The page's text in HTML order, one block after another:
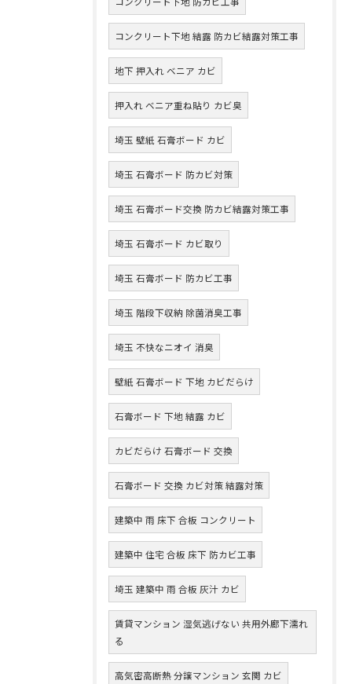
コンクリート下地 結露 防カビ結露対策工事
地下 押入れ ベニア カビ
押入れ ベニア重ね貼り カビ臭
埼玉 壁紙 石膏ボード カビ
埼玉 石膏ボード 防カビ対策
埼玉 石膏ボード交換 防カビ結露対策工事
埼玉 石膏ボード カビ取り
埼玉 石膏ボード 防カビ工事
埼玉 階段下収納 除菌消臭工事
埼玉 不快なニオイ 消臭
壁紙 石膏ボード 下地 カビだらけ
石膏ボード 下地 結露 カビ
カビだらけ 石膏ボード 交換
石膏ボード 交換 カビ対策 結露対策
建築中 雨 床下 合板 コンクリート
建築中 住宅 合板 床下 防カビ工事
埼玉 建築中 雨 合板 灰汁 カビ
賃貸マンション 湿気逃げない 共用外廊下濡れ
る
高気密高断熱 分譲マンション 玄関 カビ